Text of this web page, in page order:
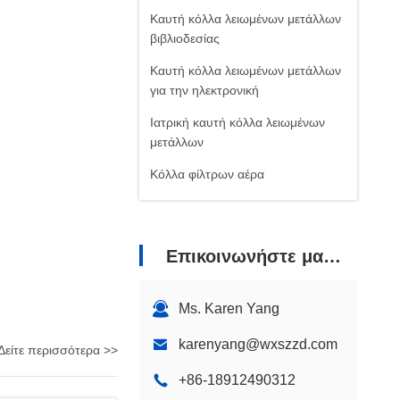
Καυτή κόλλα λειωμένων μετάλλων
βιβλιοδεσίας
Καυτή κόλλα λειωμένων μετάλλων
για την ηλεκτρονική
Ιατρική καυτή κόλλα λειωμένων
μετάλλων
Κόλλα φίλτρων αέρα
Επικοινωνήστε μαζί μας
Ms. Karen Yang
karenyang@wxszzd.com
+86-18912490312
περισσότερα >>